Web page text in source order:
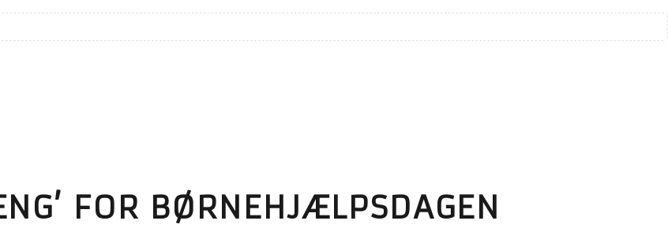
FOR BØRNEHJÆLPSDAGEN